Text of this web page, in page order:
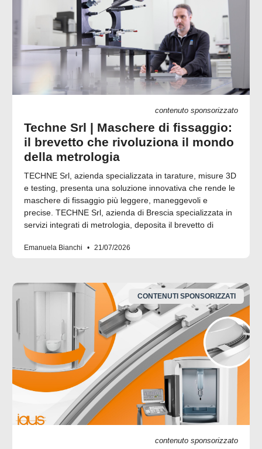
contenuto sponsorizzato
Techne Srl | Maschere di fissaggio:
il brevetto che rivoluziona il mondo
della metrologia
TECHNE Srl, azienda specializzata in tarature, misure 3D
e testing, presenta una soluzione innovativa che rende le
maschere di fissaggio più leggere, maneggevoli e
precise. TECHNE Srl, azienda di Brescia specializzata in
servizi integrati di metrologia, deposita il brevetto di
Emanuela Bianchi 21/07/2026
CONTENUTI SPONSORIZZATI
contenuto sponsorizzato